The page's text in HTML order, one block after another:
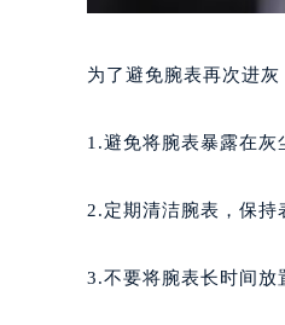
为了避免腕表再次进
1.避免将腕表暴露在灰
2.定期清洁腕表，保持
3.不要将腕表长时间放